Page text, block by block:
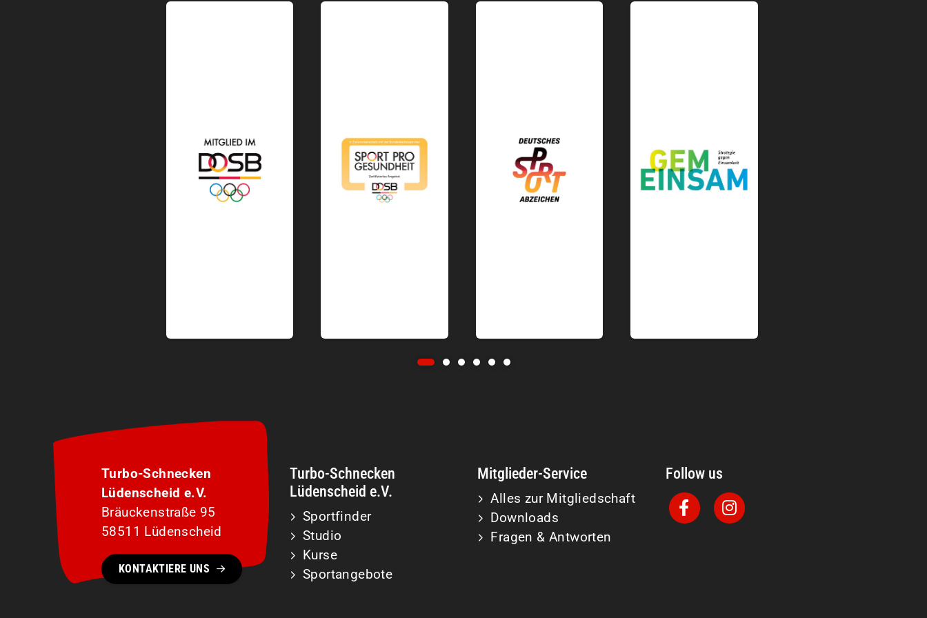
Turbo-Schnecken
Lüdenscheid e.V.
Bräuckenstraße 95
58511 Lüdenscheid
KONTAKTIERE UNS
Turbo-Schnecken
Lüdenscheid e.V.
Sportfinder
Studio
Kurse
Sportangebote
Mitglieder-Service
Alles zur Mitgliedschaft
Downloads
Fragen & Antworten
Follow us